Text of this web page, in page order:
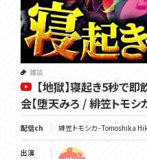
雑談
【地獄】寝起き5秒で
会【堕天みろ / 緋笠トモシ
配信ch 緋笠トモシカ - Tomoshika
出演